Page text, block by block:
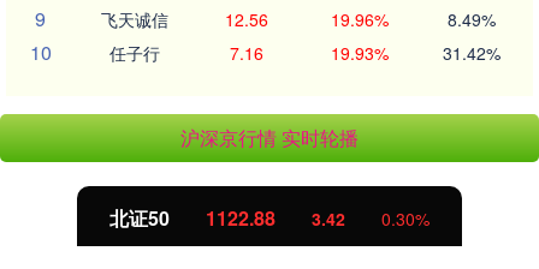
9 飞天诚信 12.56 19.96% 8.49%
10 任子行 7.16 19.93% 31.42%
沪深京行情 实时轮播
北证50 1122.88 3.42 0.30%